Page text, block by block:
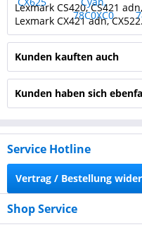
Lexmark CS420, CS421
Lexmark CX421 adn,
Kunden kauften auch
Kunden haben sich
Service Hotline
Vertrag / Bestellung
Shop Service